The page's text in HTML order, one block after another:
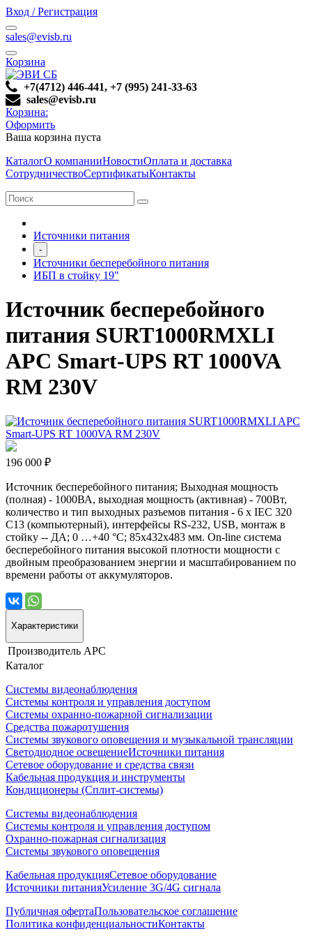
Вход / Регистрация
sales@evisb.ru
Корзина
+7(4712) 446-441, +7 (995) 241-33-63
sales@evisb.ru
Корзина:
Оформить
Ваша корзина пуста
КаталогО компанииНовостиОплата и доставка
СотрудничествоСертификатыКонтакты
Источники питания
-
Источники бесперебойного питания
ИБП в стойку 19"
Источник бесперебойного
питания SURT1000RMXLI
APC Smart-UPS RT 1000VA
RM 230V
196 000 ₽
Источник бесперебойного питания; Выходная мощность
(полная) - 1000ВА, выходная мощность (активная) - 700Вт,
количество и тип выходных разъемов питания - 6 x IEC 320
C13 (компьютерный), интерфейсы RS-232, USB, монтаж в
стойку -- ДА; 0 …+40 °С; 85х432х483 мм. On-line система
бесперебойного питания высокой плотности мощности с
двойным преобразованием энергии и масштабированием по
времени работы от аккумуляторов.
Характеристики
Производитель APC
Каталог
Системы видеонаблюдения
Системы контроля и управления доступом
Системы охранно-пожарной сигнализации
Средства пожаротушения
Системы звукового оповещения и музыкальной трансляции
Светодиодное освещениеИсточники питания
Сетевое оборудование и средства связи
Кабельная продукция и инструменты
Кондиционеры (Сплит-системы)
Системы видеонаблюдения
Системы контроля и управления доступом
Охранно-пожарная сигнализация
Системы звукового оповещения
Кабельная продукцияСетевое оборудование
Источники питанияУсиление 3G/4G сигнала
Публичная офертаПользовательское соглашение
Политика конфиденциальностиКонтакты